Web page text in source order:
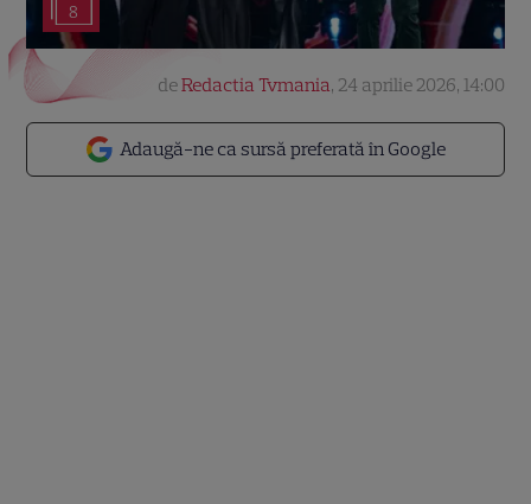
8
Adaugă-ne ca sursă preferată în Google
deRedactia Tvmania, 24 aprilie 2026, 14:00